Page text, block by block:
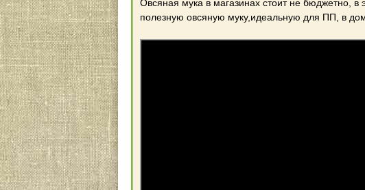
Овсяная мука в магазинах стоит не бюджетно, в
полезную овсяную муку,идеальную для ПП, в